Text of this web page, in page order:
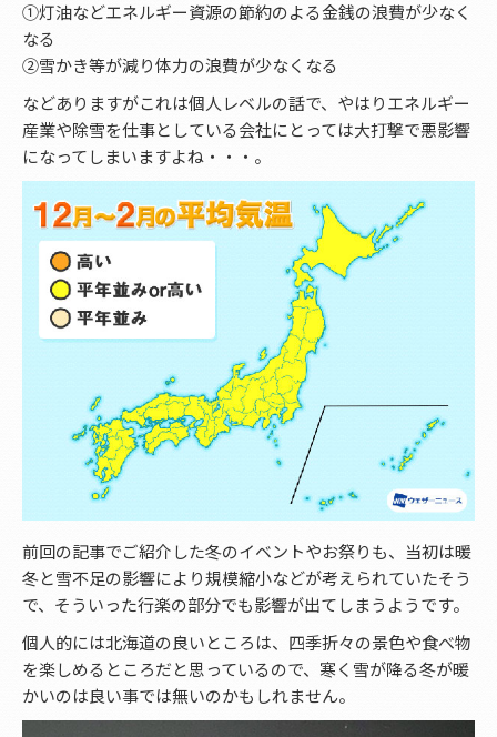
①灯油などエネルギー資源の節約のよる金銭の浪費が少なく
なる
②雪かき等が減り体力の浪費が少なくなる
などありますがこれは個人レベルの話で、やはりエネルギー
産業や除雪を仕事としている会社にとっては大打撃で悪影響
になってしまいますよね・・・。
前回の記事でご紹介した冬のイベントやお祭りも、当初は暖
冬と雪不足の影響により規模縮小などが考えられていたそう
で、そういった行楽の部分でも影響が出てしまうようです。
個人的には北海道の良いところは、四季折々の景色や食べ物
を楽しめるところだと思っているので、寒く雪が降る冬が暖
かいのは良い事では無いのかもしれません。